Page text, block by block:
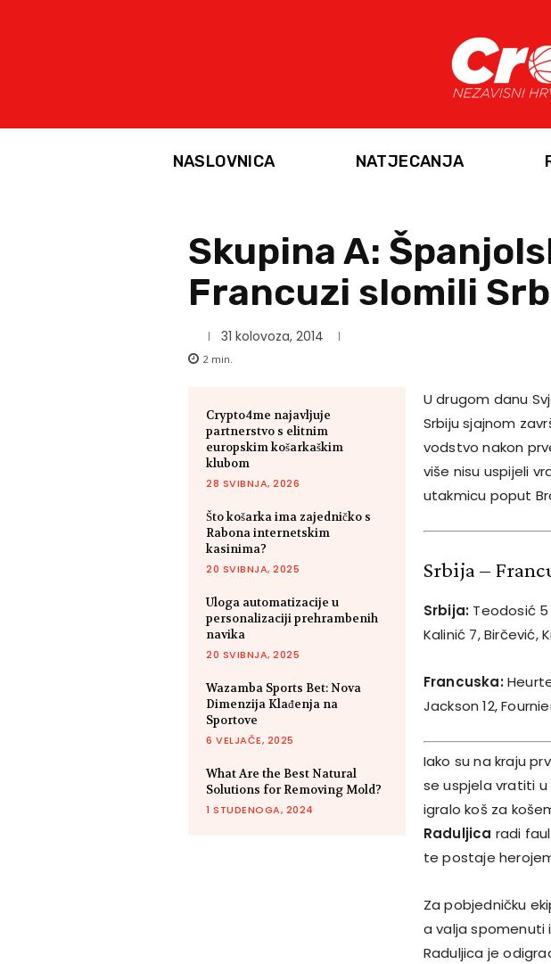
NASLOVNICA NATJECANJA
Skupina A:
Francuzi slomili
31 kolovoza, 2014
2 min.
Crypto4me najavljuje
partnerstvo s elitnim
europskim košarkaškim
klubom
28 SVIBNJA, 2026
Što košarka ima zajedničko s
Rabona internetskim
kasinima?
20 SVIBNJA, 2025
Uloga automatizacije u
personalizaciji prehrambenih
navika
20 SVIBNJA, 2025
Wazamba Sports Bet: Nova
Dimenzija Klađenja na
Sportove
6 VELJAČE, 2025
What Are the Best Natural
Solutions for Removing Mold?
1 STUDENOGA, 2024
U drugom danu
Srbiju sjajnom
vodstvo nakon
više nisu uspijeli
utakmicu poput
Srbija –
Srbija: Teodosić 5
Kalinić 7, Birčević,
Francuska:
Jackson 12,
Iako su na kraju
se uspjela vratiti
igralo koš za
Raduljica radi
te postaje
Za pobjedničku
a valja spomenuti i
Raduljica je